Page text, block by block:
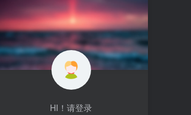
HI！请登录